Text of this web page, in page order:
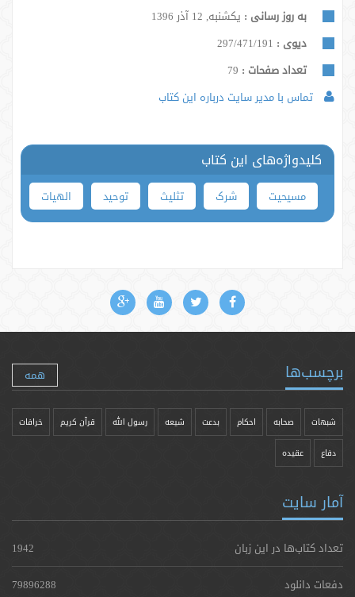
به روز رسانی : یکشنبه, 12 آذر 1396
دیوی : 297/471/191
تعداد صفحات :
تماس با مدیر سایت درباره این کتاب
کلیدواژه‌های این کتاب
مسیحیت شرک تثلیث توحید الهیات
برچسب‌ها همه
شبهات صحابه احکام بدعت شیعه رسول الله قرآن کریم خرافات
دفاع عقیده
آمار سایت
تعداد کتاب‌ها در این زبان
1942
دفعات دانلود
79896288